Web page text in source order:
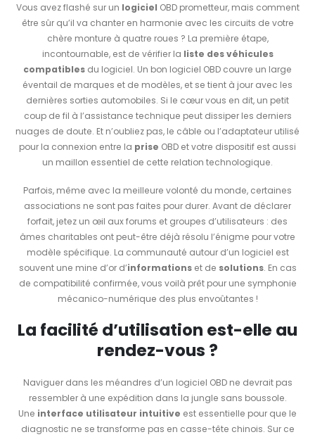
Vous avez flashé sur un logiciel OBD prometteur, mais comment
être sûr qu’il va chanter en harmonie avec les circuits de votre
chère monture à quatre roues ? La première étape,
incontournable, est de vérifier la liste des véhicules
compatibles du logiciel. Un bon logiciel OBD couvre un large
éventail de marques et de modèles, et se tient à jour avec les
dernières sorties automobiles. Si le cœur vous en dit, un petit
coup de fil à l’assistance technique peut dissiper les derniers
nuages de doute. Et n’oubliez pas, le câble ou l’adaptateur utilisé
pour la connexion entre la prise OBD et votre dispositif est aussi
un maillon essentiel de cette relation technologique.
Parfois, même avec la meilleure volonté du monde, certaines
associations ne sont pas faites pour durer. Avant de déclarer
forfait, jetez un œil aux forums et groupes d’utilisateurs : des
âmes charitables ont peut-être déjà résolu l’énigme pour votre
modèle spécifique. La communauté autour d’un logiciel est
souvent une mine d’or d’informationset de solutions. En cas
de compatibilité confirmée, vous voilà prêt pour une symphonie
mécanico-numérique des plus envoûtantes !
La facilité d’utilisation est-elle au
rendez-vous ?
Naviguer dans les méandres d’un logiciel OBD ne devrait pas
ressembler à une expédition dans la jungle sans boussole.
Une interface utilisateur intuitive est essentielle pour que le
diagnostic ne se transforme pas en casse-tête chinois. Sur ce